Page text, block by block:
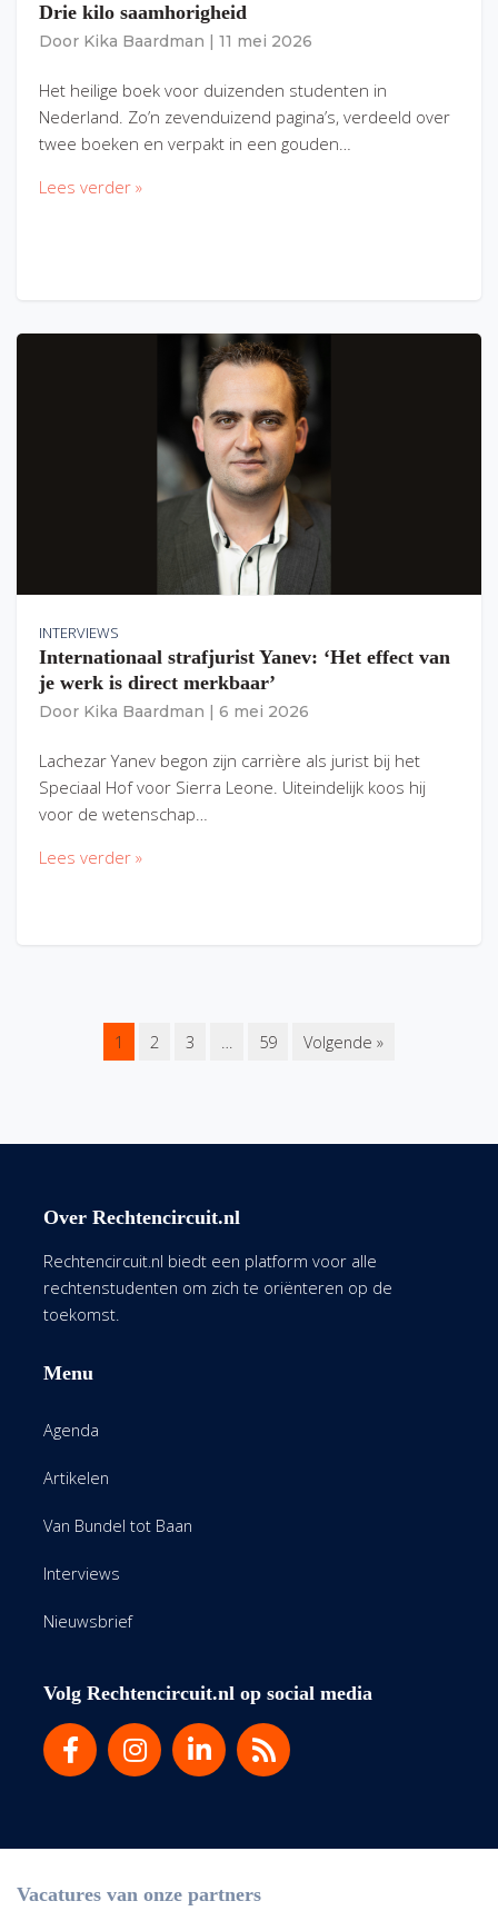
Drie kilo saamhorigheid
Door Kika Baardman 11 mei 2026
Het heilige boek voor duizenden studenten in
Nederland. Zo’n zevenduizend pagina’s, verdeeld over
twee boeken en verpakt in een gouden…
Lees verder »
INTERVIEWS
Internationaal strafjurist Yanev: ‘Het effect van
je werk is direct merkbaar’
Door Kika Baardman 6 mei 2026
Lachezar Yanev begon zijn carrière als jurist bij het
Speciaal Hof voor Sierra Leone. Uiteindelijk koos hij
voor de wetenschap…
Lees verder »
1 2 3 … 59 Volgende »
Over Rechtencircuit.nl
Rechtencircuit.nl biedt een platform voor alle
rechtenstudenten om zich te oriënteren op de
toekomst.
Menu
Agenda
Artikelen
Van Bundel tot Baan
Interviews
Nieuwsbrief
Volg Rechtencircuit.nl op social media
Vacatures van onze partners